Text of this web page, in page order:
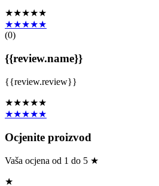
★★★★★
★★★★★
(0)
{{review.name}}
{{review.review}}
★★★★★
★★★★★
Ocjenite proizvod
Vaša ocjena od 1 do 5 ★
★